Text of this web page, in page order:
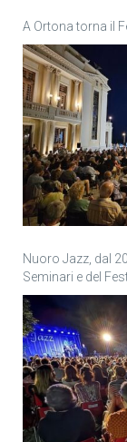
A Ortona torna il
Nuoro Jazz, dal
Seminari e del